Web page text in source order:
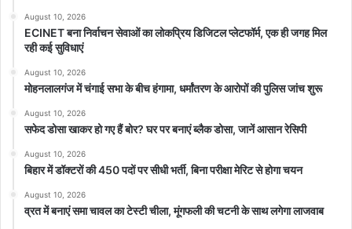
August 10, 2026
ECINET बना निर्वाचन सेवाओं का लोकप्रिय डिजिटल प्लेटफॉर्म, एक ही जगह मिल
रही कई सुविधाएं
August 10, 2026
मोहनलालगंज में चंगाई सभा के बीच हंगामा, धर्मांतरण के आरोपों की पुलिस जांच शुरू
August 10, 2026
सफेद डोसा खाकर हो गए हैं बोर? घर पर बनाएं ब्लैक डोसा, जानें आसान रेसिपी
August 10, 2026
बिहार में डॉक्टरों की 450 पदों पर सीधी भर्ती, बिना परीक्षा मेरिट से होगा चयन
August 10, 2026
व्रत में बनाएं समा चावल का टेस्टी चीला, मूंगफली की चटनी के साथ लगेगा लाजवाब